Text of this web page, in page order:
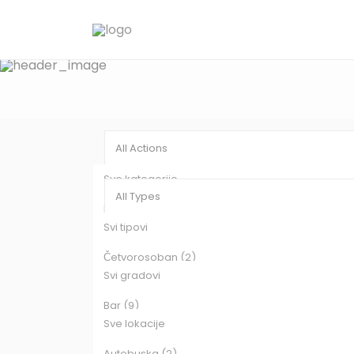
All Actions
Sve kategorije
All Types
Svi tipovi
Četvorosoban (2)
Garsonjera (17)
Kancelarijsko - Magacinski Prostor (2)
Svi gradovi
Bar (9)
Sve lokacije